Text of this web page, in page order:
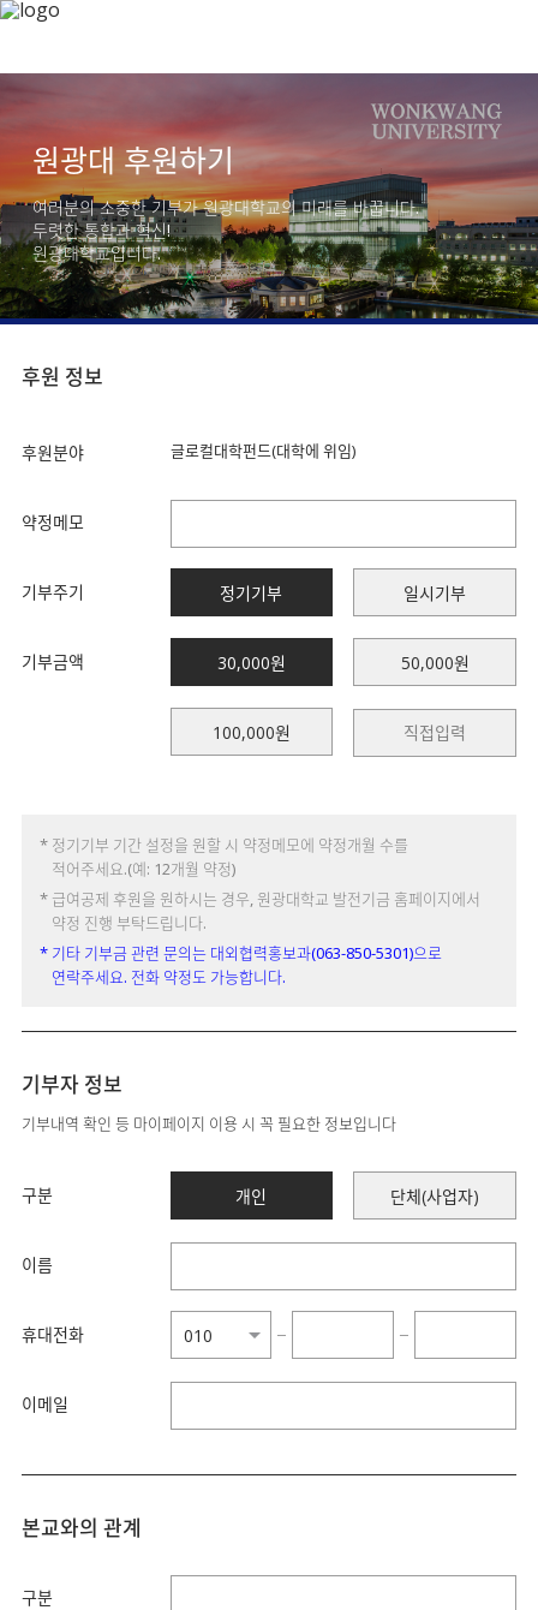
원광대 후원하기
여러분의 소중한 기부가 원광대학교의 미래를 바꿉니다.
두렷한 통합과 혁신!
원광대학교입니다.
후원 정보
후원분야 글로컬대학펀드(대학에 위임)
약정메모
기부주기 정기기부 일시기부
기부금액 30,000원 50,000원
100,000원
* 정기기부 기간 설정을 원할 시 약정메모에 약정개월 수를
적어주세요.(예: 12개월 약정)
* 급여공제 후원을 원하시는 경우, 원광대학교 발전기금 홈페이지에서
약정 진행 부탁드립니다.
* 기타 기부금 관련 문의는 대외협력홍보과(063-850-5301)으로
연락주세요. 전화 약정도 가능합니다.
기부자 정보
기부내역 확인 등 마이페이지 이용 시 꼭 필요한 정보입니다
구분 개인 단체(사업자)
이름
휴대전화 − −
이메일
본교와의 관계
구분